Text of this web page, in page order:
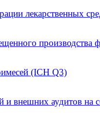
лекарственных
производства
(ICH Q3)
внешних аудитов на